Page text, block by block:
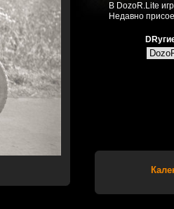
В DozoR.Lite
Недавно